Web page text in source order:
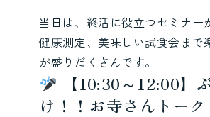
当日は、終活に役立つセミナー
健康測定、美味しい試食会まで
が盛りだくさんです。
【10:30～12:00】
け！！お寺さんトーク